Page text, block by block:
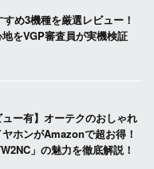
め3機種を厳選レビュー！
をVGP審査員が実機検証
ュー有】オーテクのおしゃれ
ホンがAmazonで超お得！
」の魅力を徹底解説！